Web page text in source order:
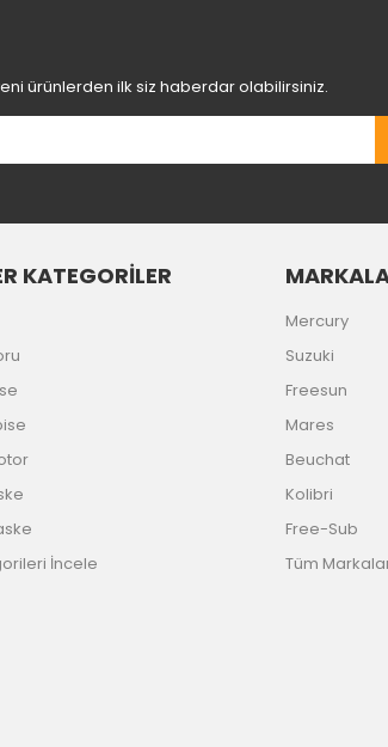
Gönder
ürünlerden ilk siz haberdar olabilirsiniz.
KATEGORİLER
İncele
Mercury
Suzuki
Freesun
Mares
Beuchat
Kolibri
Free-Sub
Tüm